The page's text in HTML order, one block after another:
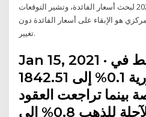
غدا آخر اجتماع لها فى عام 2020 لبحث أسعار الفائدة، وتشير التوقعات
هو الإبقاء على أسعار الفائدة دون
تغيير.
Jan 15, 2021 · كما إن الذهب هبط في
المعاملات الفورية 0.1% إلى 1842.51
بينما تراجعت العقود
الأمريكية الآجلة للذهب 0.8% إلى